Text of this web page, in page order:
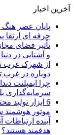
آخرین اخبار
پایان عصر
حرفه ای ارتقا
تأثیر فضای
و آشنایی در
از شهرک غرب
دوباره در غرب
چرا ایمپلنت
سرمایه‌گذاری
6 ابزار تولید محتوا در سنجور که هر نویسنده به آن‌ها نیاز دارد
موتور هوشمند
آینده
هدفمند هستند؟